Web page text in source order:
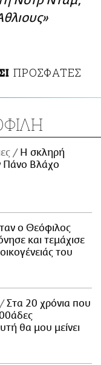
ΠΡΟΣΦΑΤΕΣ
H σκληρή
Πάνο Βλάχο
ο Θεόφιλος
και τεμάχισε
του
Στα 20 χρόνια που
θα μου μείνει